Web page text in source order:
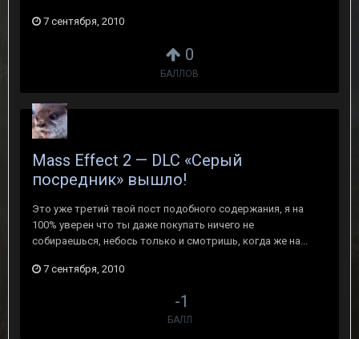
0
БАЛЛОВ
7 сентября, 2010
-1
БАЛЛ
Mass Effect 2 — DLC «Серый
посредник» вышло!
Это уже третий твой пост подобного содержания, я на
100% уверен что ты даже покупать ничего не
собираешься, небось только и смотришь, когда же на...
7 сентября, 2010